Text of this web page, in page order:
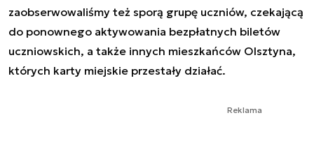
zaobserwowaliśmy też sporą grupę uczniów, czekającą
do ponownego aktywowania bezpłatnych biletów
uczniowskich, a także innych mieszkańców Olsztyna,
których karty miejskie przestały działać.
Reklama